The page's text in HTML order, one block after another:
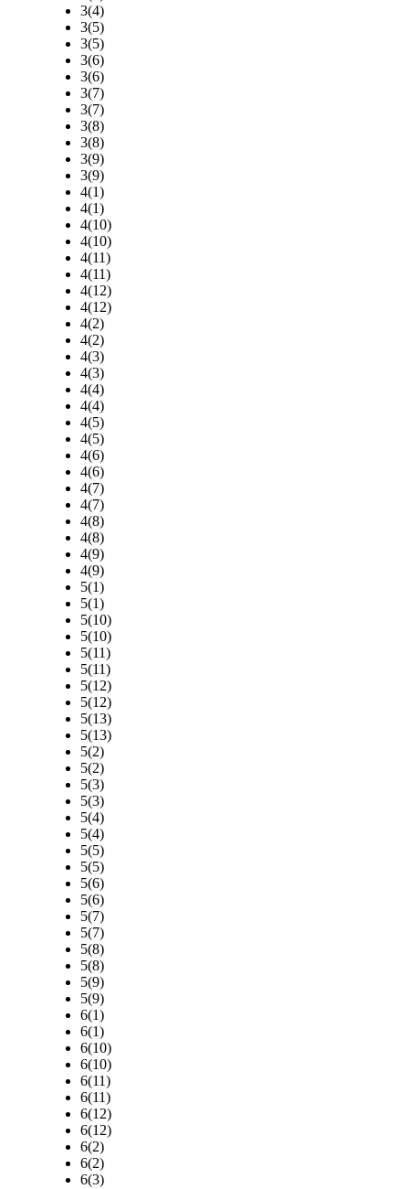
3(4)
3(5)
3(5)
3(6)
3(6)
3(7)
3(7)
3(8)
3(8)
3(9)
3(9)
4(1)
4(1)
4(10)
4(10)
4(11)
4(11)
4(12)
4(12)
4(2)
4(2)
4(3)
4(3)
4(4)
4(4)
4(5)
4(5)
4(6)
4(6)
4(7)
4(7)
4(8)
4(8)
4(9)
4(9)
5(1)
5(1)
5(10)
5(10)
5(11)
5(11)
5(12)
5(12)
5(13)
5(13)
5(2)
5(2)
5(3)
5(3)
5(4)
5(4)
5(5)
5(5)
5(6)
5(6)
5(7)
5(7)
5(8)
5(8)
5(9)
5(9)
6(1)
6(1)
6(10)
6(10)
6(11)
6(11)
6(12)
6(12)
6(2)
6(2)
6(3)